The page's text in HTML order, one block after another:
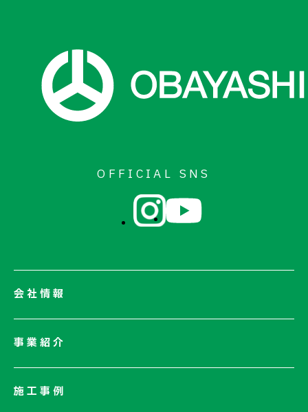
OFFICIAL SNS
会社情報
会社情報一覧
事業紹介
施工事例